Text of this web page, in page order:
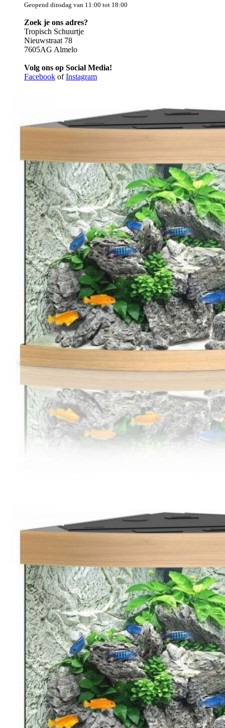
Geopend dinsdag van 11:00 tot 18:00
Zoek je ons adres?
Tropisch Schuurtje
Nieuwstraat 78
7605AG Almelo
Volg ons op Social Media!
Facebook ofInstagram